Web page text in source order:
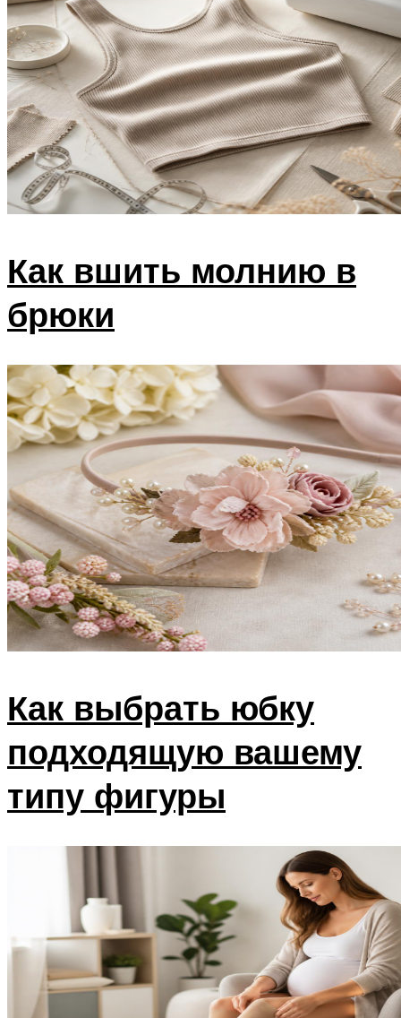
Как вшить молнию в
брюки
Как выбрать юбку
подходящую вашему
типу фигуры